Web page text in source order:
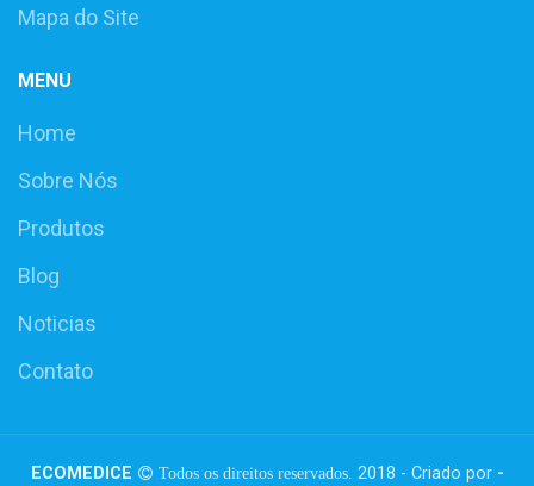
Mapa do Site
MENU
Home
Sobre Nós
Produtos
Blog
Noticias
Contato
ECOMEDICE Todos os direitos reservados. 2018 - Criado por -